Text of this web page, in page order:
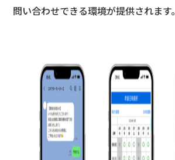
問い合わせできる環境が提供されます。